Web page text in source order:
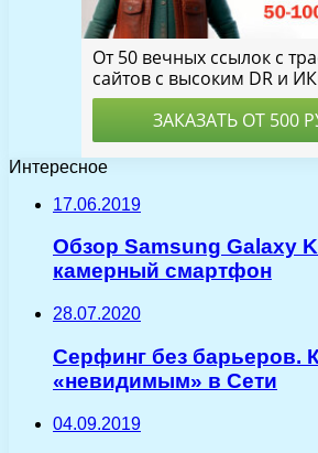
Интересное
17.06.2019
Обзор Samsung Galaxy
камерный смартфон
28.07.2020
Серфинг без барьеров.
«невидимым» в Сети
04.09.2019